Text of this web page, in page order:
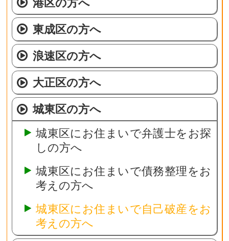
東成区の方へ
浪速区の方へ
大正区の方へ
城東区の方へ
城東区にお住まいで弁護士をお探
しの方へ
城東区にお住まいで債務整理をお
考えの方へ
城東区にお住まいで自己破産をお
考えの方へ